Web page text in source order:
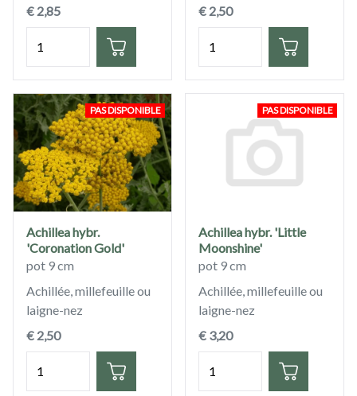
€ 2,85
€ 2,50
Achillea hybr.
'Coronation Gold'
pot 9 cm
Achillée, millefeuille ou
laigne-nez
€ 2,50
PAS DISPONIBLE
Achillea hybr. 'Little
Moonshine'
pot 9 cm
Achillée, millefeuille ou
laigne-nez
€ 3,20
PAS DISPONIBLE